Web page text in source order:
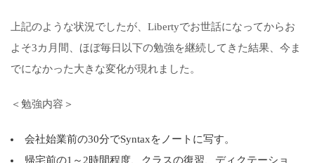
上記のような状況でしたが、Libertyでお世話になってからお
よそ3カ月間、ほぼ毎日以下の勉強を継続してきた結果、今ま
でになかった大きな変化が現れました。
＜勉強内容＞
会社始業前の30分でSyntaxをノートに写す。
帰宅前の1～2時間程度、クラスの復習、ディクテーショ